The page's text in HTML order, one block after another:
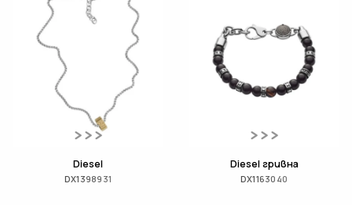
Diesel
DX1398931
Diesel гривна
DX1163040